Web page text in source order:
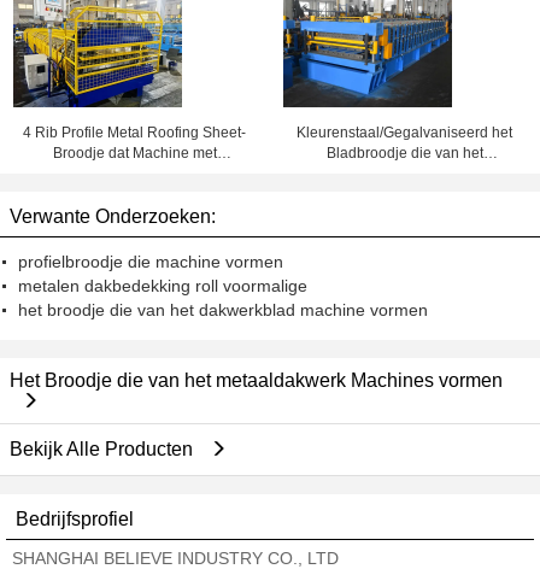
vormen
Golfbladen en 6 Rib Profile Sheets
vormen
4 Rib Profile Metal Roofing Sheet-
Broodje dat Machine met
Kleurenstaal/Gegalvaniseerd het
Bladbroodje die van het
Verwante Onderzoeken:
profielbroodje die machine vormen
metalen dakbedekking roll voormalige
het broodje die van het dakwerkblad machine vormen
Het Broodje die van het metaaldakwerk Machines vormen
Bekijk Alle Producten
Bedrijfsprofiel
SHANGHAI BELIEVE INDUSTRY CO., LTD